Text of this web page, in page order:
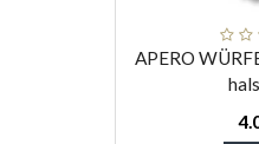
APERO